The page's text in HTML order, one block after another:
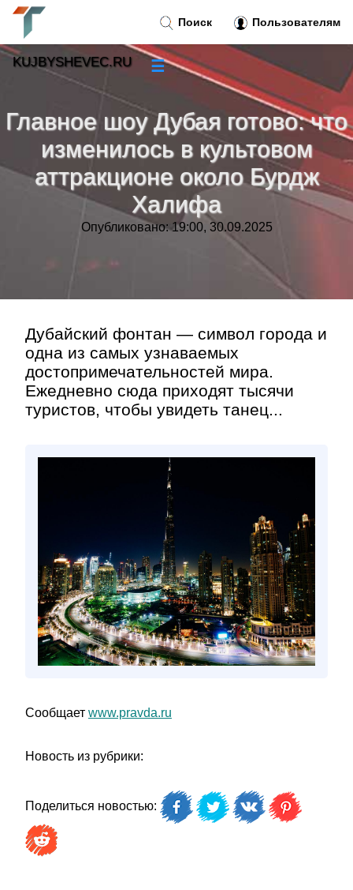
Главное шоу Дубая готово: что
изменилось в культовом
аттракционе около Бурдж
Халифа
Опубликовано: 19:00, 30.09.2025
Дубайский фонтан — символ города и
одна из самых узнаваемых
достопримечательностей мира.
Ежедневно сюда приходят тысячи
туристов, чтобы увидеть танец...
Сообщает www.pravda.ru
Новость из рубрики:
Поделиться новостью:
Поиск Пользователям
KUJBYSHEVEC.RU ☰
Новости
Тренды новостей»
Рубрики»
»